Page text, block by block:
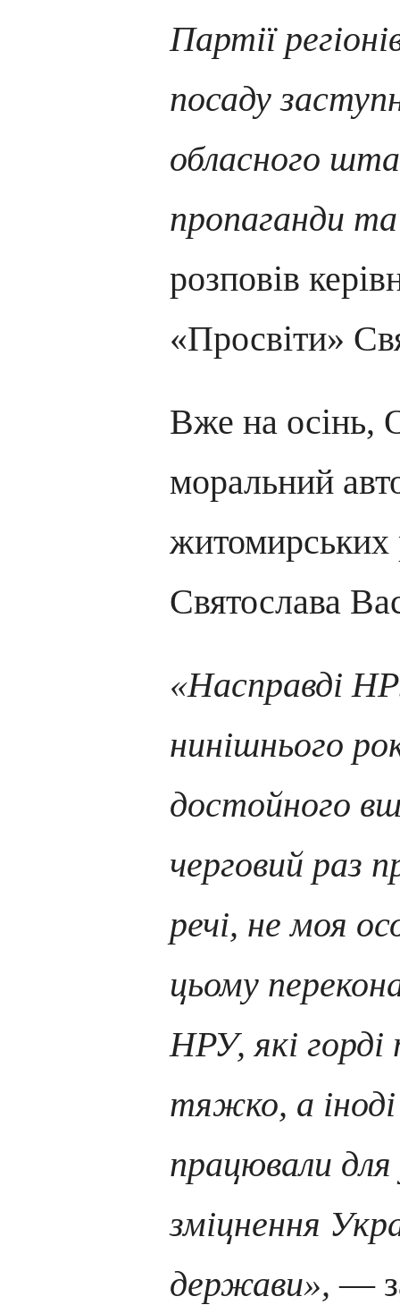
Партії
посаду
обласного
пропаганди та
розповів
«Просвіти»
Вже на осінь,
моральний
житомирських
Святослава
«Насправді
нинішнього
достойного
черговий раз
речі, не моя
цьому
НРУ, які
тяжко, а
працювали
зміцнення
держави»,—